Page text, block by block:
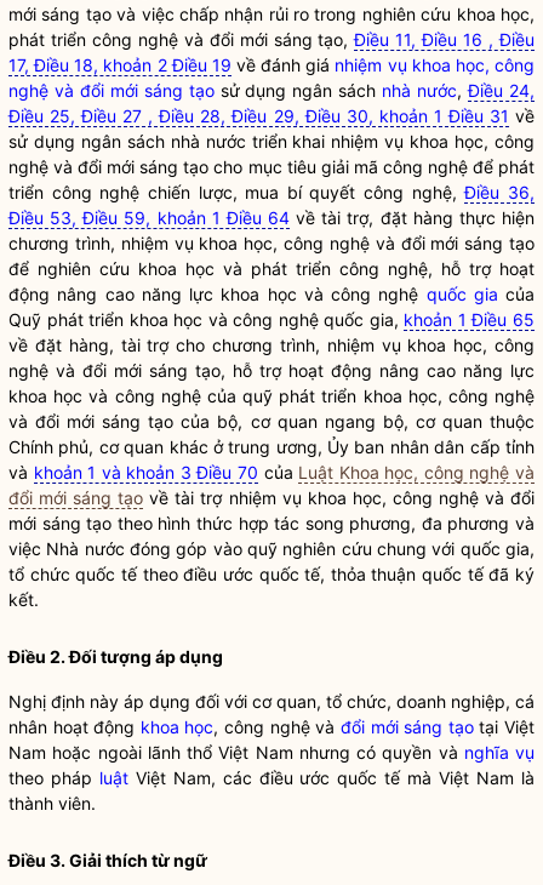
mới sáng tạo và việc chấp nhận rủi ro trong nghiên cứu khoa học,
phát triển công nghệvà đổi mới sáng tạo,Điều 11, Điều 16 , Điều
17, Điều 18, khoản 2 Điều 19 về đánh giá nhiệm vụ khoa học, công
nghệ và đổi mới sáng tạosử dụng ngân sách nhà nước,Điều 24,
Điều 25, Điều 27 , Điều 28, Điều 29, Điều 30, khoản 1 Điều 31 về
sử dụng ngân sách nhà nước triển khai nhiệm vụ khoa học, công
nghệ và đổi mới sáng tạo cho mục tiêu giải mã công nghệ để phát
triển công nghệ chiến lược, mua bí quyết công nghệ,Điều 36,
Điều 53, Điều 59, khoản 1 Điều 64 về tài trợ, đặt hàng thực hiện
chương trình, nhiệm vụ khoa học, công nghệ và đổi mới sáng tạo
để nghiên cứu khoa học và phát triển công nghệ, hỗ trợ hoạt
động nâng cao năng lực khoa học và công nghệ quốc gia của
Quỹ phát triển khoa học và công nghệquốc gia, khoản 1 Điều 65
về đặt hàng, tài trợ cho chương trình, nhiệm vụ khoa học, công
nghệ và đổi mới sáng tạo, hỗ trợ hoạt động nâng cao năng lực
khoa học và công nghệ của quỹ phát triển khoa học, công nghệ
và đổi mới sáng tạo của bộ, cơ quan ngang bộ, cơ quan thuộc
Chính phủ, cơ quan khác ở trung ương, Ủy ban nhân dân cấp tỉnh
và khoản 1 và khoản 3 Điều 70 của Luật Khoa học, công nghệ và
đổi mới sáng tạo về tài trợ nhiệm vụ khoa học, công nghệ và đổi
mới sáng tạo theo hình thức hợp tác song phương, đa phương và
việc Nhà nước đóng góp vào quỹ nghiên cứu chung với quốc gia,
tổ chức quốc tế theo điều ước quốc tế, thỏa thuận quốc tế đã ký
kết.
Điều 2. Đối tượng áp dụng
Nghị định này áp dụng đối với cơ quan, tổ chức, doanh nghiệp, cá
nhân hoạt động khoa học,công nghệvà đổi mới sáng tạotại Việt
Nam hoặc ngoài lãnh thổ Việt Nam nhưng có quyền và nghĩa vụ
theo pháp luậtViệt Nam, các điều ước quốc tế mà Việt Nam là
thành viên.
Điều 3. Giải thích từ ngữ